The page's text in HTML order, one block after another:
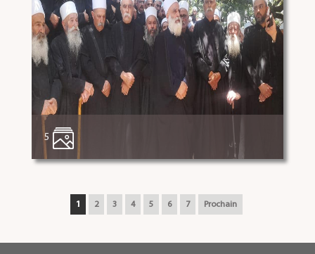
5
1 2 3 4 5 6 7 Prochain